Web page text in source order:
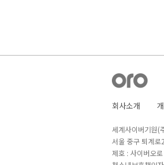
회사소개
세계사이버기원(
서울 중구 퇴계
제호 : 사이버오